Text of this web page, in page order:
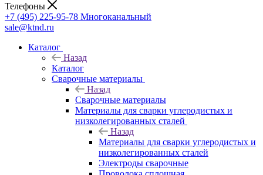
Телефоны
+7 (495) 225-95-78 Многоканальный
sale@ktnd.ru
Каталог
Назад
Каталог
Сварочные материалы
Назад
Сварочные материалы
Материалы для сварки углеродистых и
низколегированных сталей
Назад
Материалы для сварки углеродистых и
низколегированных сталей
Электроды сварочные